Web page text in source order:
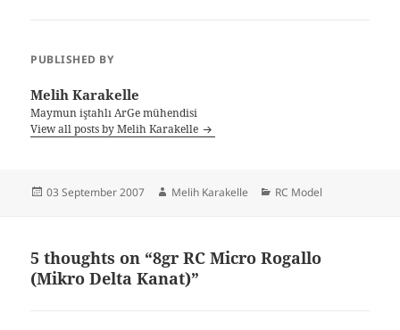
PUBLISHED BY
Melih Karakelle
Maymun iştahlı ArGe mühendisi
View all posts by Melih Karakelle
Posted
03 September 2007 Author
Melih Karakelle Categories
RC Model
5 thoughts on “8gr RC Micro Rogallo
(Mikro Delta Kanat)”